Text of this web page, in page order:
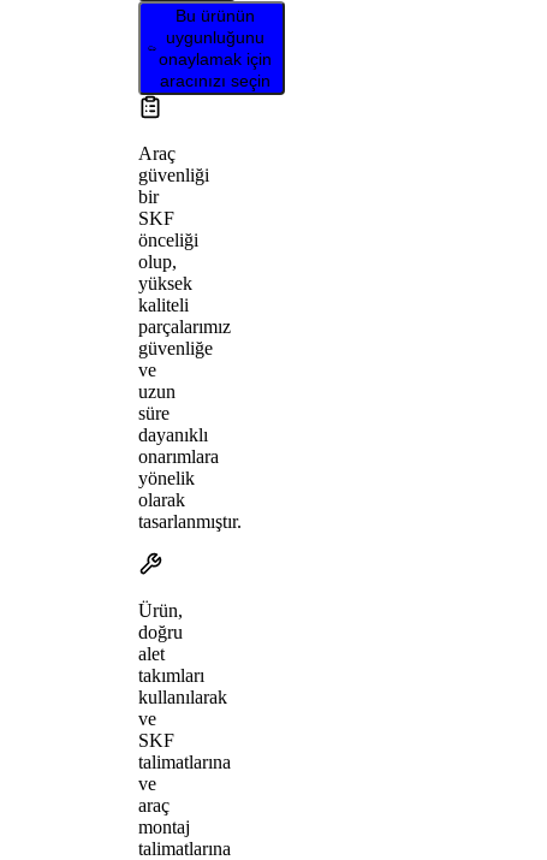
Bu ürünün
uygunluğunu
onaylamak için
aracınızı seçin
Araç
güvenliği
bir
SKF
önceliği
olup,
yüksek
kaliteli
parçalarımız
güvenliğe
ve
uzun
süre
dayanıklı
onarımlara
yönelik
olarak
tasarlanmıştır.
Ürün,
doğru
alet
takımları
kullanılarak
ve
SKF
talimatlarına
ve
araç
montaj
talimatlarına